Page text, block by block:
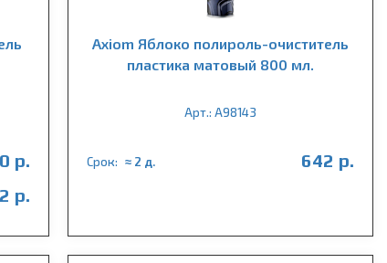
р.
р.
Axiom Яблоко полироль-очиститель
пластика матовый 800 мл.
Арт.: A98143
Срок: ≈ 2 д. 642 р.